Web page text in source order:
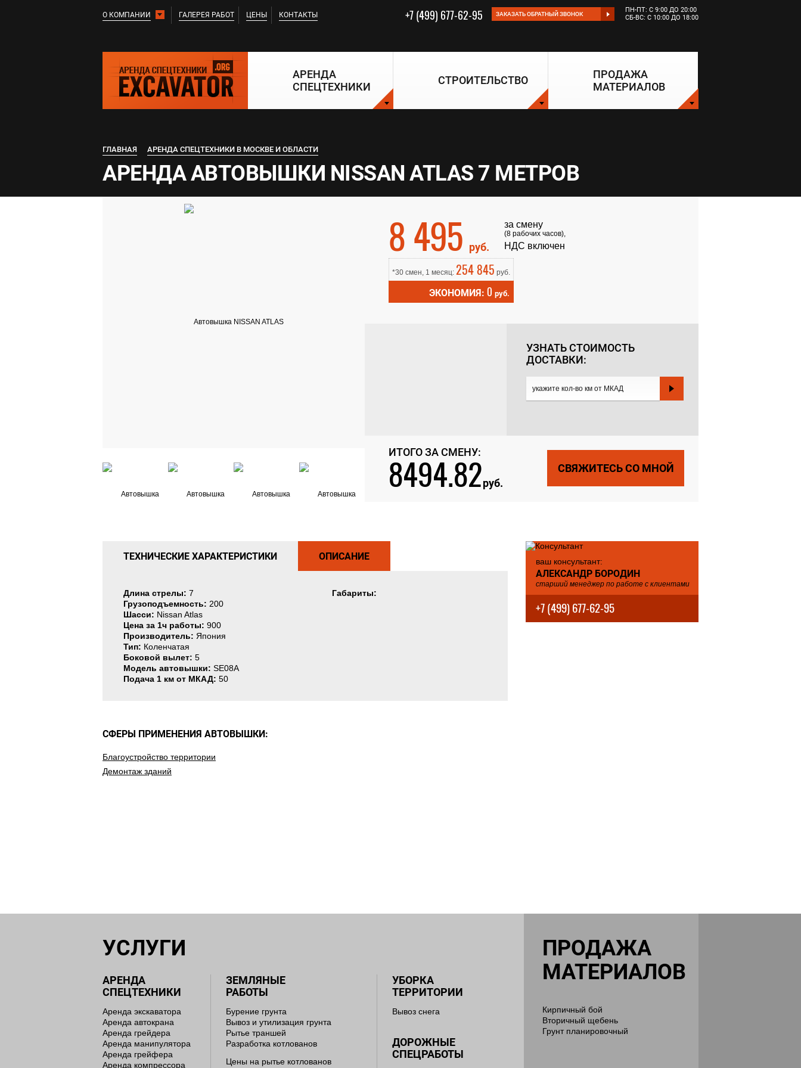
О КОМПАНИИ ГАЛЕРЕЯ РАБОТ ЦЕНЫ КОНТАКТЫ
ПН-ПТ: С 9:00 ДО 20:00
СБ-ВС: С 10:00 ДО 18:00
ЗАКАЗАТЬ ОБРАТНЫЙ ЗВОНОК
+7 (499) 677-62-95
АРЕНДА
СПЕЦТЕХНИКИ
СТРОИТЕЛЬСТВО
ПРОДАЖА
МАТЕРИАЛОВ
ГЛАВНАЯ АРЕНДА СПЕЦТЕХНИКИ В МОСКВЕ И ОБЛАСТИ
АРЕНДА АВТОВЫШКИ NISSAN ATLAS 7 МЕТРOВ
8 495руб.
за смену
(8 рабочих часов),
НДС включен
*30 смен, 1 месяц: 254 845 руб.
ЭКОНОМИЯ: 0 руб.
УЗНАТЬ СТОИМОСТЬ
ДОСТАВКИ:
ИТОГО ЗА СМЕНУ:
8494.82руб.
СВЯЖИТЕСЬ СО МНОЙ
ТЕХНИЧЕСКИЕ ХАРАКТЕРИСТИКИ ОПИСАНИЕ
Длина стрелы: 7
Грузоподъемность: 200
Шасси: Nissan Atlas
Цена за 1ч работы: 900
Производитель: Япония
Тип: Коленчатая
Боковой вылет: 5
Модель автовышки: SE08A
Подача 1 км от МКАД: 50
Габариты:
ваш консультант:
АЛЕКСАНДР БОРОДИН
старший менеджер по работе с клиентами
+7 (499) 677-62-95
СФЕРЫ ПРИМЕНЕНИЯ АВТОВЫШКИ:
Благоустройство территории
Демонтаж зданий
УСЛУГИ
АРЕНДА
СПЕЦТЕХНИКИ
Аренда экскаватора
Аренда автокрана
Аренда грейдера
Аренда манипулятора
Аренда грейфера
Аренда компрессора
ЗЕМЛЯНЫЕ
РАБОТЫ
Бурение грунта
Вывоз и утилизация грунта
Рытье траншей
Разработка котлованов
Цены на рытье котлованов
УБОРКА
ТЕРРИТОРИИ
Вывоз снега
ДОРОЖНЫЕ
СПЕЦРАБОТЫ
ПРОДАЖА
МАТЕРИАЛОВ
Кирпичный бой
Вторичный щебень
Грунт планировочный